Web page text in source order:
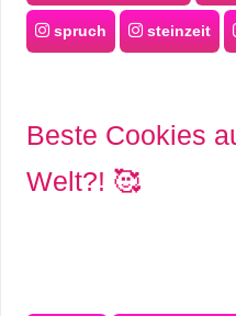
spruch steinzeit
Beste Cookies
Welt?! 🥰